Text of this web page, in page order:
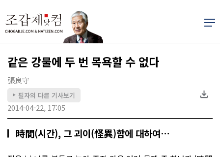
같은 강물에 두 번 목욕할 수 없다
張良守
▶ 필자의 다른 기사보기
2014-04-22, 17:05
時間(시간), 그 괴이(怪異)함에 대하여…